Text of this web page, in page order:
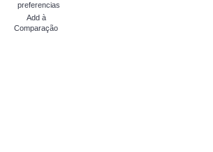
preferencias
Add à
Comparação